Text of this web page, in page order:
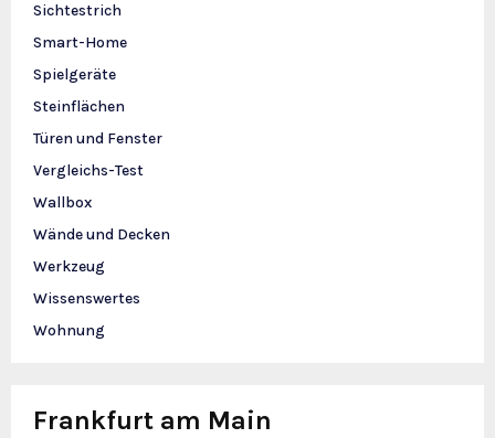
Sichtestrich
Smart-Home
Spielgeräte
Steinflächen
Türen und Fenster
Vergleichs-Test
Wallbox
Wände und Decken
Werkzeug
Wissenswertes
Wohnung
Frankfurt am Main